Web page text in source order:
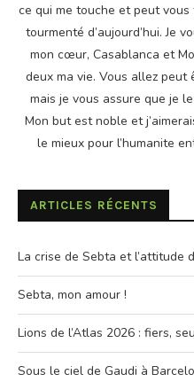
ce qui me touche et peut
tourmenté d’aujourd’hui. Je
mon cœur, Casablanca et
deux ma vie. Vous allez
mais je vous assure que je
Mon but est noble et
le mieux pour l’humanite
ARTICLES RÉCENTS
La crise de Sebta et l’attitude
Sebta, mon amour !
Lions de l’Atlas 2026 : fiers,
Sous le ciel de Gaudi à